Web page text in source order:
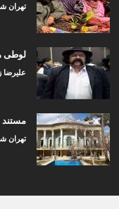
تهران
لوطی
علیرضا
مستند
تهران